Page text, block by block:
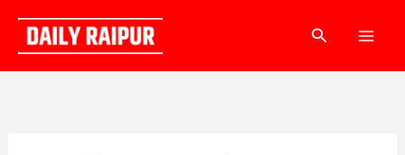
content
Search